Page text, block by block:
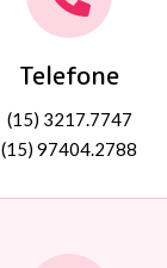
Telefone
(15) 3217.7747
(15) 97404.2788